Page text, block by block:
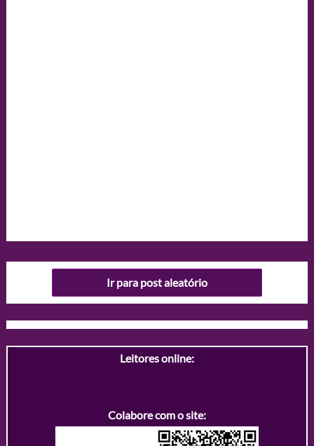
Ir para post aleatório
Leitores online:
Colabore com o site: